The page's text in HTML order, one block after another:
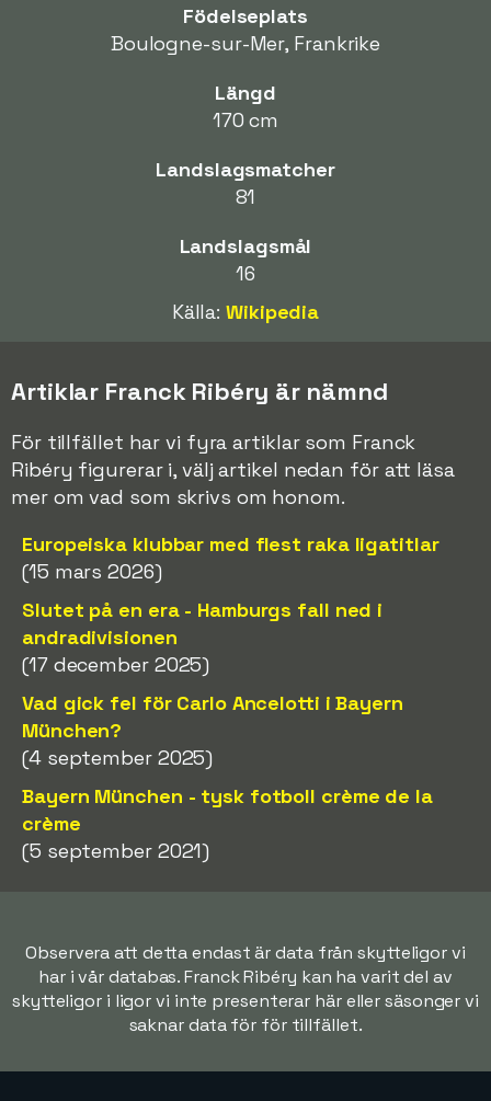
Födelseplats
Boulogne-sur-Mer, Frankrike
Längd
170 cm
Landslagsmatcher
81
Landslagsmål
16
Källa:Wikipedia
Artiklar Franck Ribéry är nämnd
För tillfället har vi fyra artiklar som Franck
Ribéry figurerar i, välj artikel nedan för att läsa
mer om vad som skrivs om honom.
Europeiska klubbar med flest raka ligatitlar
(15 mars 2026)
Slutet på en era - Hamburgs fall ned i
andradivisionen
(17 december 2025)
Vad gick fel för Carlo Ancelotti i Bayern
München?
(4 september 2025)
Bayern München - tysk fotboll crème de la
crème
(5 september 2021)
Observera att detta endast är data från skytteligor vi
har i vår databas. Franck Ribéry kan ha varit del av
skytteligor i ligor vi inte presenterar här eller säsonger vi
saknar data för för tillfället.